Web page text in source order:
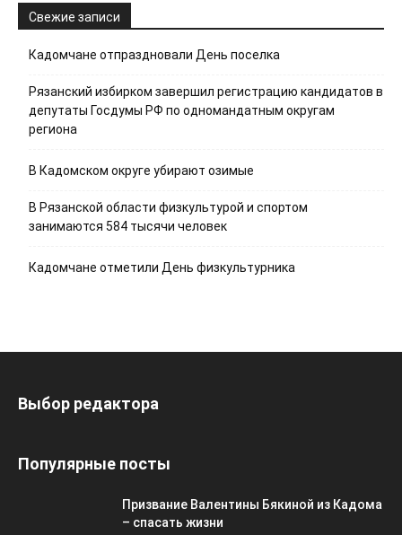
Свежие записи
Кадомчане отпраздновали День поселка
Рязанский избирком завершил регистрацию кандидатов в
депутаты Госдумы РФ по одномандатным округам
региона
В Кадомском округе убирают озимые
В Рязанской области физкультурой и спортом
занимаются 584 тысячи человек
Кадомчане отметили День физкультурника
Выбор редактора
Популярные посты
Призвание Валентины Бякиной из Кадома
– спасать жизни